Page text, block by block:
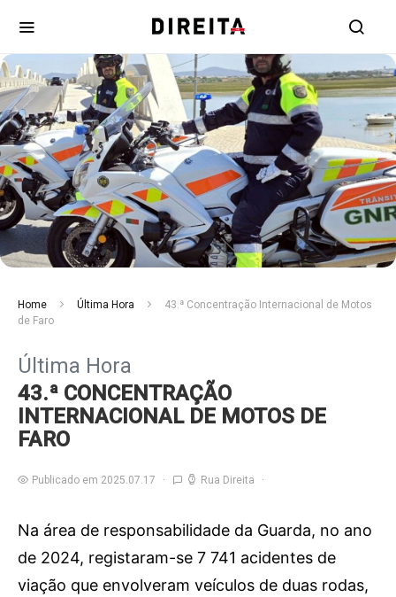
Home Última Hora
43.ª Concentração Internacional de Motos
de Faro
Última Hora
43.ª CONCENTRAÇÃO
INTERNACIONAL DE MOTOS DE
FARO
Publicado em 2025.07.17 Rua Direita
Na área de responsabilidade da Guarda, no ano
de 2024, registaram-se 7 741 acidentes de
viação que envolveram veículos de duas rodas,